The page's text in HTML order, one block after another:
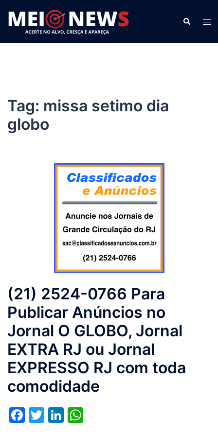
para
conteúdo
Search
Tag: missa setimo dia
globo
(21) 2524-0766 Para
Publicar Anúncios no
Jornal O GLOBO, Jornal
EXTRA RJ ou Jornal
EXPRESSO RJ com toda
comodidade
Facebook
TwitterLinkedIn